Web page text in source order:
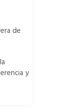
de
y